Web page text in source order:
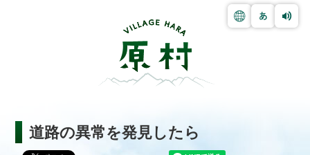
道路の異常を発見したら